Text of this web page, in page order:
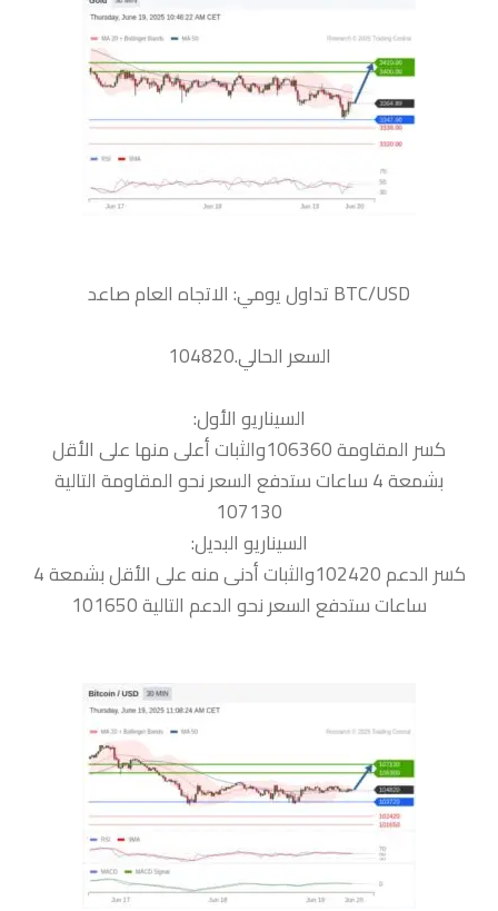
السعر الحالي.104820
السيناريو الأول:
كسر المقاومة 106360والثبات أعلى منها على الأقل
بشمعة 4 ساعات ستدفع السعر نحو المقاومة التالية
107130
السيناريو البديل:
كسر الدعم 102420والثبات أدنى منه على الأقل بشمعة 4
ساعات ستدفع السعر نحو الدعم التالية 101650